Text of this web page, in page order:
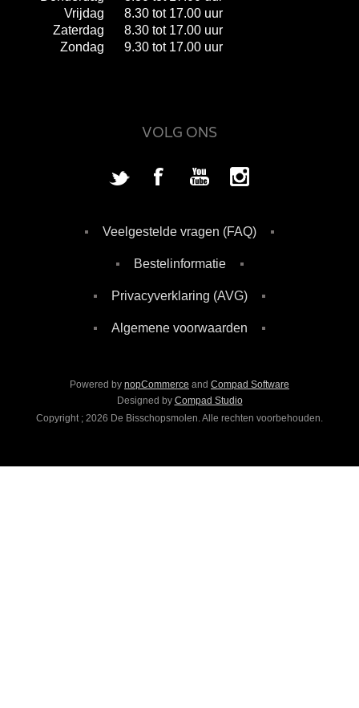
Vrijdag
8.30 tot 17.00 uur
Zaterdag
8.30 tot 17.00 uur
Zondag
9.30 tot 17.00 uur
VOLG ONS
Veelgestelde vragen (FAQ)
Bestelinformatie
Privacyverklaring (AVG)
Algemene voorwaarden
Powered by nopCommerce and Compad Software
Designed by Compad Studio
Copyright ; 2026 De Bisschopsmolen. Alle rechten voorbehouden.